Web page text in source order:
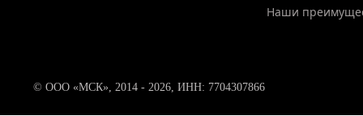
Наши
© ООО «МСК», 2014 - 2026, ИНН: 7704307866